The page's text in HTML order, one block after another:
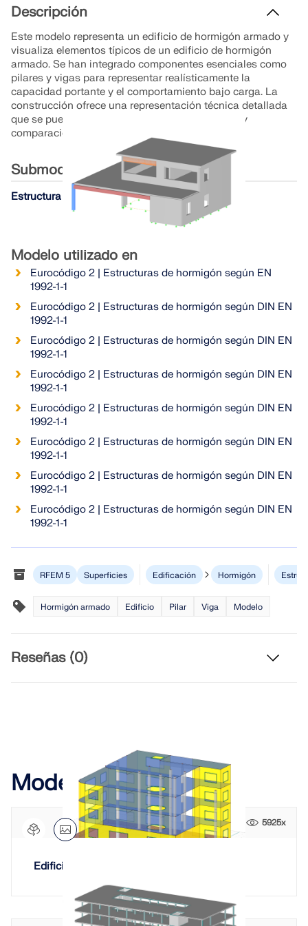
RWIND 3
Software de CFD para túneles de viento digital
Dlubal API
Explorar API
Documentación de API
Índice
Primeros pasos
Aplicaciones
Objetos del modelo
Suscripciones y precios
Ejemplos
AEF para conexiones de acero
Diseñe y analice las conexiones de acero utilizando
CBFEM, conforme a EN 1993‑1‑8 y AISC 360,
totalmente integrado en RFEM 6 para flujos de
zonas para la determinación rápida de cargas de
nieve, velocidades del viento y datos sísmicos.
OBTENER SOPORTE
OBTENER LICENCIA GRATUITA
lleva tu carrera a nuevos niveles.
EXPLORE LAS VACANTES DISPONIBLES
Descripción
Este modelo representa un edificio de hormigón armado y
visualiza elementos típicos de un edificio de hormigón
armado. Se han integrado componentes esenciales como
pilares y vigas para representar realísticamente la
capacidad portante y el comportamiento bajo carga. La
construcción ofrece una representación técnica detallada
que se puede utilizar para propósitos analíticos y
comparaciones.
Submodelos
Estructura de hormigón
Modelo utilizado en
Eurocódigo 2 | Estructuras de hormigón según EN
1992-1-1
Eurocódigo 2 | Estructuras de hormigón según DIN EN
1992-1-1
Eurocódigo 2 | Estructuras de hormigón según DIN EN
1992-1-1
Eurocódigo 2 | Estructuras de hormigón según DIN EN
1992-1-1
Eurocódigo 2 | Estructuras de hormigón según DIN EN
1992-1-1
Eurocódigo 2 | Estructuras de hormigón según DIN EN
1992-1-1
Eurocódigo 2 | Estructuras de hormigón según DIN EN
1992-1-1
Eurocódigo 2 | Estructuras de hormigón según DIN EN
1992-1-1
RFEM 5 Superficies Edificación Hormigón
Hormigón armado Edificio Pilar Viga Modelo
Reseñas (0)
Modelos relacionados
5925x
Edificio de hormigón armado